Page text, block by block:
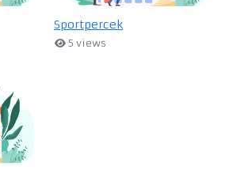
Sportpercek
5 views